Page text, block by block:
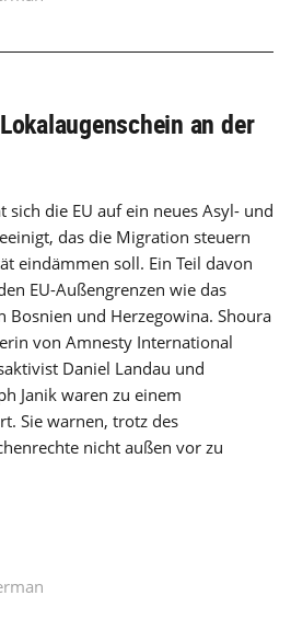
an der
sich die EU auf ein neues Asyl- und
das die Migration steuern
eindämmen soll. Ein Teil davon
EU-Außengrenzen wie das
Bosnien und Herzegowina. Shoura
von Amnesty International
Daniel Landau und
Janik waren zu einem
Sie warnen, trotz des
nicht außen vor zu